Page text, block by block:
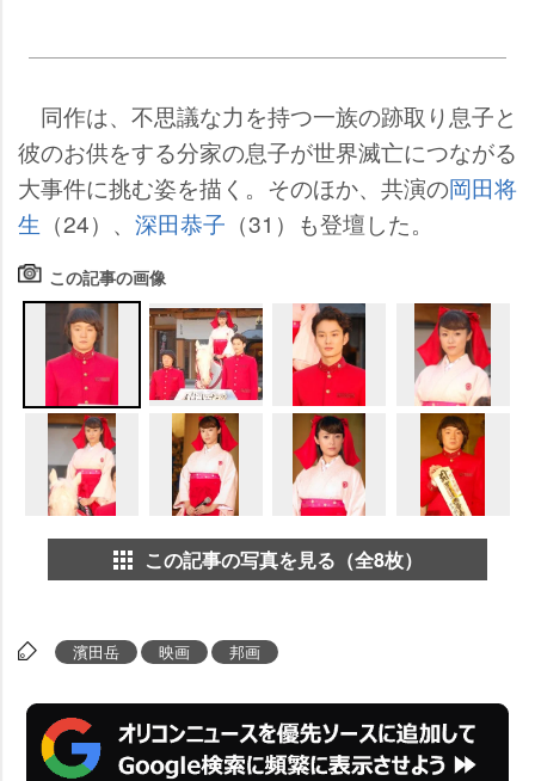
同作は、不思議な力を持つ一族の跡取り息子と
彼のお供をする分家の息子が世界滅亡につながる
大事件に挑む姿を描く。そのほか、共演の岡田将
生 （24）、 深田恭子 （31）も登壇した。
この記事の画像
この記事の写真を見る（全8枚）
濱田岳 映画 邦画